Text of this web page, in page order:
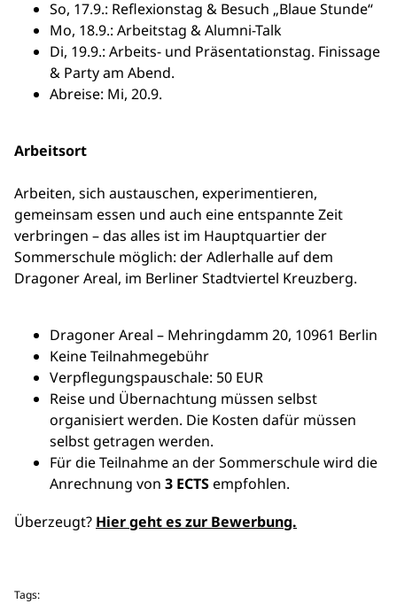
So, 17.9.: Reflexionstag & Besuch „Blaue Stunde“
Mo, 18.9.: Arbeitstag & Alumni-Talk
Di, 19.9.: Arbeits- und Präsentationstag. Finissage
& Party am Abend.
Abreise: Mi, 20.9.
Arbeitsort
Arbeiten, sich austauschen, experimentieren,
gemeinsam essen und auch eine entspannte Zeit
verbringen – das alles ist im Hauptquartier der
Sommerschule möglich: der Adlerhalle auf dem
Dragoner Areal, im Berliner Stadtviertel Kreuzberg.
Dragoner Areal – Mehringdamm 20, 10961 Berlin
Keine Teilnahmegebühr
Verpflegungspauschale: 50 EUR
Reise und Übernachtung müssen selbst
organisiert werden. Die Kosten dafür müssen
selbst getragen werden.
Für die Teilnahme an der Sommerschule wird die
Anrechnung von 3 ECTSempfohlen.
Überzeugt? Hier geht es zur Bewerbung.
Tags: